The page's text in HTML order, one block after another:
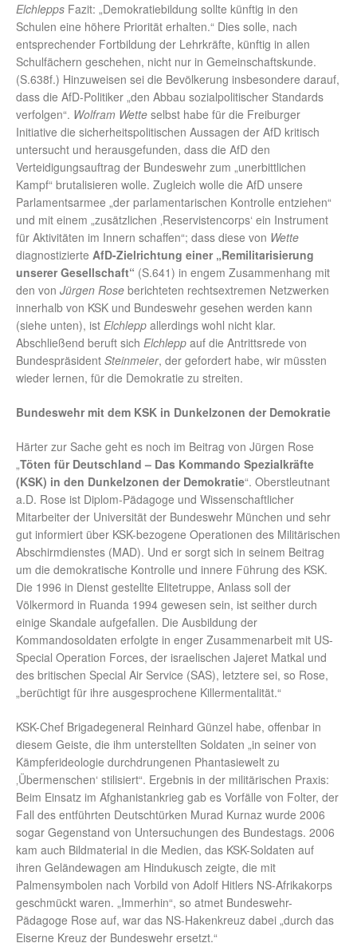
Elchlepps Fazit: „Demokratiebildung sollte künftig in den
Schulen eine höhere Priorität erhalten.“ Dies solle, nach
entsprechender Fortbildung der Lehrkräfte, künftig in allen
Schulfächern geschehen, nicht nur in Gemeinschaftskunde.
(S.638f.) Hinzuweisen sei die Bevölkerung insbesondere darauf,
dass die AfD-Politiker „den Abbau sozialpolitischer Standards
verfolgen“. Wolfram Wette selbst habe für die Freiburger
Initiative die sicherheitspolitischen Aussagen der AfD kritisch
untersucht und herausgefunden, dass die AfD den
Verteidigungsauftrag der Bundeswehr zum „unerbittlichen
Kampf“ brutalisieren wolle. Zugleich wolle die AfD unsere
Parlamentsarmee „der parlamentarischen Kontrolle entziehen“
und mit einem „zusätzlichen ‚Reservistencorps‘ ein Instrument
für Aktivitäten im Innern schaffen“; dass diese von Wette
diagnostizierte AfD-Zielrichtung einer „Remilitarisierung
unserer Gesellschaft“ (S.641) in engem Zusammenhang mit
den von Jürgen Rose berichteten rechtsextremen Netzwerken
innerhalb von KSK und Bundeswehr gesehen werden kann
(siehe unten), ist Elchlepp allerdings wohl nicht klar.
Abschließend beruft sich Elchlepp auf die Antrittsrede von
Bundespräsident Steinmeier, der gefordert habe, wir müssten
wieder lernen, für die Demokratie zu streiten.
Bundeswehr mit dem KSK in Dunkelzonen der Demokratie
Härter zur Sache geht es noch im Beitrag von Jürgen Rose
„Töten für Deutschland – Das Kommando Spezialkräfte
(KSK) in den Dunkelzonen der Demokratie“. Oberstleutnant
a.D. Rose ist Diplom-Pädagoge und Wissenschaftlicher
Mitarbeiter der Universität der Bundeswehr München und sehr
gut informiert über KSK-bezogene Operationen des Militärischen
Abschirmdienstes (MAD). Und er sorgt sich in seinem Beitrag
um die demokratische Kontrolle und innere Führung des KSK.
Die 1996 in Dienst gestellte Elitetruppe, Anlass soll der
Völkermord in Ruanda 1994 gewesen sein, ist seither durch
einige Skandale aufgefallen. Die Ausbildung der
Kommandosoldaten erfolgte in enger Zusammenarbeit mit US-
Special Operation Forces, der israelischen Jajeret Matkal und
des britischen Special Air Service (SAS), letztere sei, so Rose,
„berüchtigt für ihre ausgesprochene Killermentalität.“
KSK-Chef Brigadegeneral Reinhard Günzel habe, offenbar in
diesem Geiste, die ihm unterstellten Soldaten „in seiner von
Kämpferideologie durchdrungenen Phantasiewelt zu
‚Übermenschen‘ stilisiert“. Ergebnis in der militärischen Praxis:
Beim Einsatz im Afghanistankrieg gab es Vorfälle von Folter, der
Fall des entführten Deutschtürken Murad Kurnaz wurde 2006
sogar Gegenstand von Untersuchungen des Bundestags. 2006
kam auch Bildmaterial in die Medien, das KSK-Soldaten auf
ihren Geländewagen am Hindukusch zeigte, die mit
Palmensymbolen nach Vorbild von Adolf Hitlers NS-Afrikakorps
geschmückt waren. „Immerhin“, so atmet Bundeswehr-
Pädagoge Rose auf, war das NS-Hakenkreuz dabei „durch das
Eiserne Kreuz der Bundeswehr ersetzt.“